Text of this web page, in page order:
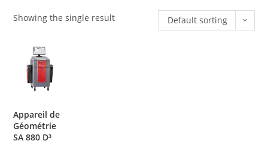
Showing the single result Default sorting
Appareil de
Géométrie
SA 880 D³